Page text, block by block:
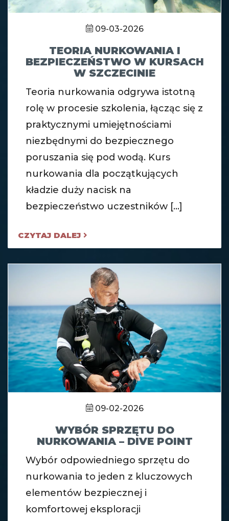
09-03-2026
TEORIA NURKOWANIA I
BEZPIECZEŃSTWO W KURSACH
W SZCZECINIE
Teoria nurkowania odgrywa istotną
rolę w procesie szkolenia, łącząc się z
praktycznymi umiejętnościami
niezbędnymi do bezpiecznego
poruszania się pod wodą. Kurs
nurkowania dla początkujących
kładzie duży nacisk na
bezpieczeństwo uczestników [...]
CZYTAJ DALEJ
09-02-2026
WYBÓR SPRZĘTU DO
NURKOWANIA – DIVE POINT
Wybór odpowiedniego sprzętu do
nurkowania to jeden z kluczowych
elementów bezpiecznej i
komfortowej eksploracji